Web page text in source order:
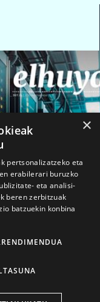
mar. 1a
×
pertsonalizatzeko eta
erabilerari buruzko
eta analisi-
beren zerbitzuak
batzuekin konbina